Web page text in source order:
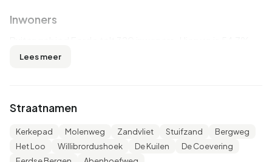
Inwoners
man en 45,3% vrouw. De meeste inwoners zijn 45 tot 65
is ongehuwd, 46,9% is gehuwd, 4,7% is gescheiden en
3,1% is verweduwd. 280 inwoners komen uit Nederland, 20
komen uit Europa en 20 komen uit landen buiten Europa.
Lees meer
Straatnamen
Kerkepad Molenweg Zandvliet Stuifzand
Bergweg
Het Loo
Willibrordushoek De Kuilen
De Coevering